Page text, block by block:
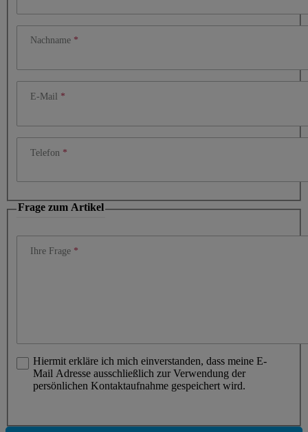
Nachname
E-Mail
Telefon
Frage zum Artikel
Ihre Frage
Hiermit erkläre ich mich einverstanden, dass meine E-
Mail Adresse ausschließlich zur Verwendung der
persönlichen Kontaktaufnahme gespeichert wird.